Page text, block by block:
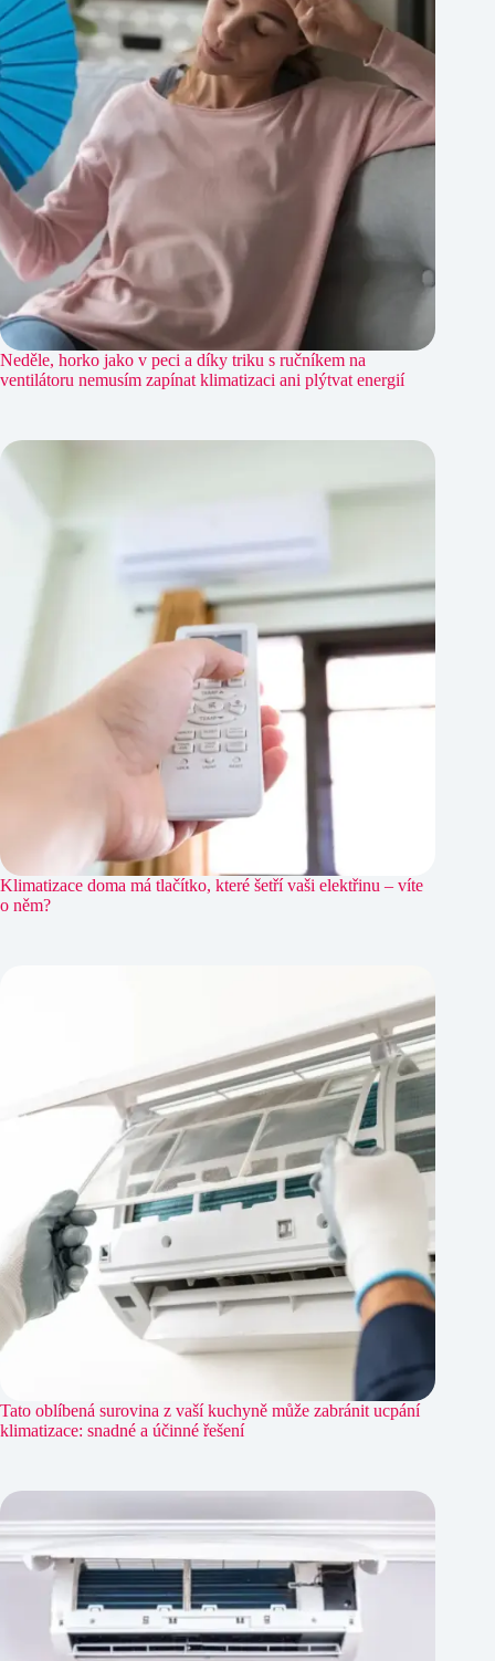
Neděle, horko jako v peci a díky triku s ručníkem na
ventilátoru nemusím zapínat klimatizaci ani plýtvat energií
Klimatizace doma má tlačítko, které šetří vaši elektřinu – víte
o něm?
Tato oblíbená surovina z vaší kuchyně může zabránit ucpání
klimatizace: snadné a účinné řešení